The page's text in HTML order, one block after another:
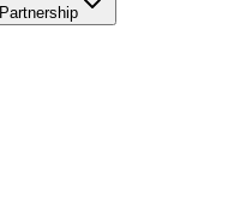
Partnership